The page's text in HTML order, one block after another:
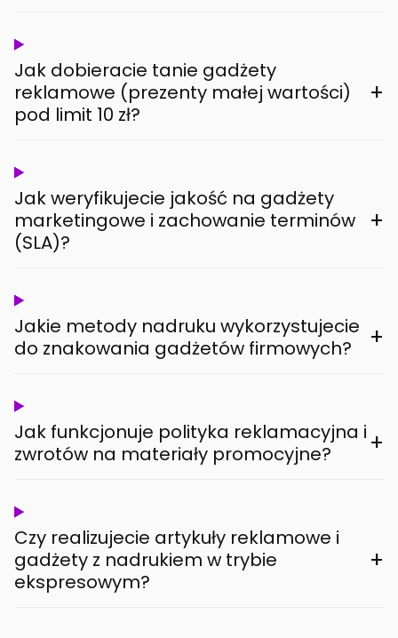
Jak dobieracie tanie gadżety
reklamowe (prezenty małej wartości)
pod limit 10 zł?
+
Jak weryfikujecie jakość na gadżety
marketingowe i zachowanie terminów
(SLA)?
+
Jakie metody nadruku wykorzystujecie
do znakowania gadżetów firmowych?
+
Jak funkcjonuje polityka reklamacyjna i
zwrotów na materiały promocyjne?
+
Czy realizujecie artykuły reklamowe i
gadżety z nadrukiem w trybie
ekspresowym?
+